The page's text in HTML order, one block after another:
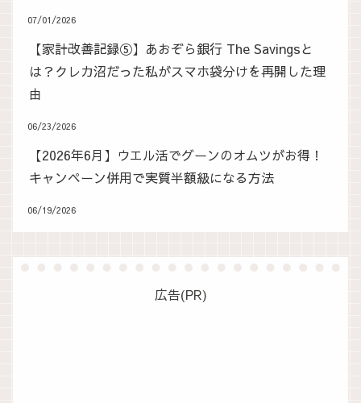
07/01/2026
【家計改善記録⑤】あおぞら銀行 The Savingsと
は？クレカ沼だった私がスマホ袋分けを再開した理
由
06/23/2026
【2026年6月】ウエル活でグーンのオムツがお得！
キャンペーン併用で実質半額級になる方法
06/19/2026
広告(PR)